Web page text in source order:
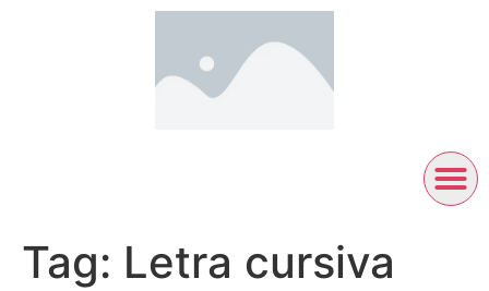
Tag: Letra cursiva